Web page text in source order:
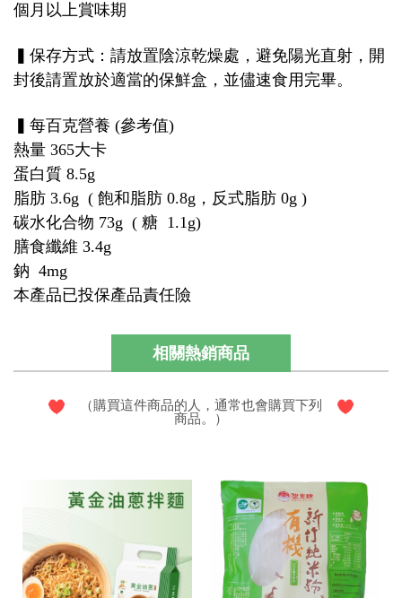
個月以上賞味期
▍保存方式：請放置陰涼乾燥處，避免陽光直射，開
封後請置放於適當的保鮮盒，並儘速食用完畢。
▍每百克營養 (參考值)
熱量 365大卡
蛋白質 8.5g
脂肪 3.6g ( 飽和脂肪 0.8g，反式脂肪 0g )
碳水化合物 73g ( 糖 1.1g)
膳食纖維 3.4g
鈉 4mg
本產品已投保產品責任險
相關熱銷商品
（購買這件商品的人，通常也會購買下列
商品。）